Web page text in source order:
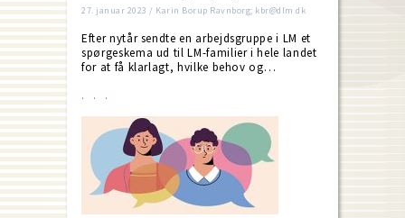
27. januar 2023 / Karin Borup Ravnborg; kbr@dlm.dk
Efter nytår sendte en arbejdsgruppe i LM et
spørgeskema ud til LM-familier i hele landet
for at få klarlagt, hvilke behov og…